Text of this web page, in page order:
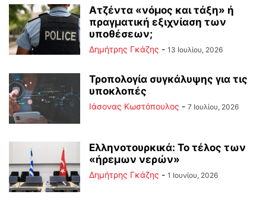
Ατζέντα «νόμος και τάξη» ή
πραγματική εξιχνίαση των
υποθέσεων;
Δημήτρης Γκάζης - 13 Ιουλίου, 2026
Τροπολογία συγκάλυψης για τις
υποκλοπές
Ιάσονας Κωστόπουλος - 7 Ιουλίου, 2026
Ελληνοτουρκικά: Το τέλος των
«ήρεμων νερών»
Δημήτρης Γκάζης - 1 Ιουνίου, 2026